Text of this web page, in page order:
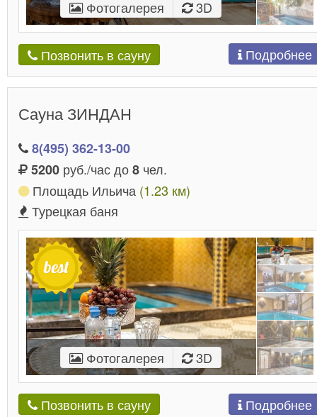
Фотогалерея 3D
Позвонить в сауну Подробнее
Сауна ЗИНДАН
8(495) 362-13-00
5200 руб./час до8 чел.
Площадь Ильича (1.23 км)
Турецкая баня
Фотогалерея 3D
Позвонить в сауну Подробнее